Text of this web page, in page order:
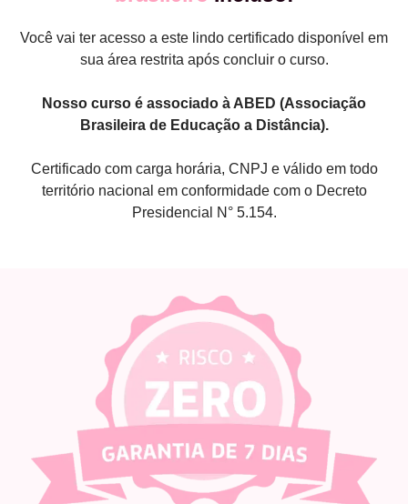
Você vai ter acesso a este lindo certificado disponível em
sua área restrita após concluir o curso.
Nosso curso é associado à ABED (Associação
Brasileira de Educação a Distância).
Certificado com carga horária, CNPJ e válido em todo
território nacional em conformidade com o Decreto
Presidencial N° 5.154.